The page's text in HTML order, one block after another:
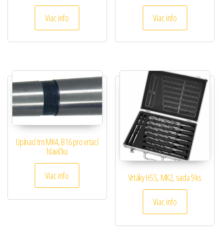
Viac info Viac info
Upínací trn MK4, B16 pro vrtací
hlavičku
Viac info Vrtáky HSS, MK2, sada 9 ks
Viac info